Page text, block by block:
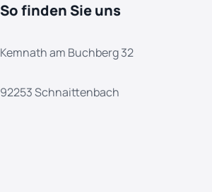
So finden Sie uns
Kemnath am Buchberg 32
92253 Schnaittenbach